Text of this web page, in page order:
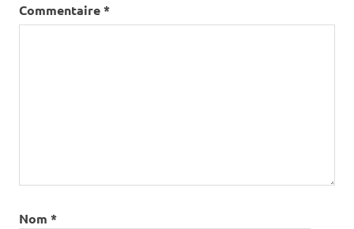
Commentaire*
Nom *